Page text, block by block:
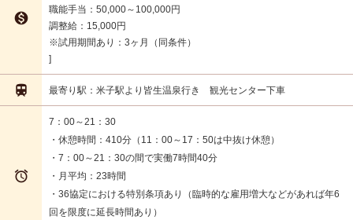

職能手当：50,000～100,000円
調整給：15,000円
※試用期間あり：3ヶ月（同条件）
 最寄り駅：米子駅より皆生温泉行き 観光センター下車

7：00～21：30
・休憩時間：410分（11：00～17：50は中抜け休憩）
・7：00～21：30の間で実働7時間40分
・月平均：23時間
・36協定における特別条項あり（臨時的な雇用増大などがあれば年6
回を限度に延長時間あり）